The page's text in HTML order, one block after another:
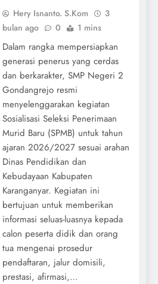
Hery Isnanto. S.Kom
3
bulan ago
0 1 mins
Dalam rangka mempersiapkan
generasi penerus yang cerdas
dan berkarakter, SMP Negeri 2
Gondangrejo resmi
menyelenggarakan kegiatan
Sosialisasi Seleksi Penerimaan
Murid Baru (SPMB) untuk tahun
ajaran 2026/2027 sesuai arahan
Dinas Pendidikan dan
Kebudayaan Kabupaten
Karanganyar. Kegiatan ini
bertujuan untuk memberikan
informasi seluas-luasnya kepada
calon peserta didik dan orang
tua mengenai prosedur
pendaftaran, jalur domisili,
prestasi, afirmasi,…